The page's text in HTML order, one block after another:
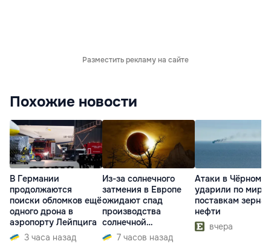
Разместить рекламу на сайте
Похожие новости
В Германии
продолжаются
поиски обломков ещё
одного дрона в
аэропорту Лейпцига
3 часа назад
Из-за солнечного
затмения в Европе
ожидают спад
производства
солнечной
электроэнергии
7 часов назад
Атаки в Чёрном
ударили по
поставкам зерна
нефти
вчера